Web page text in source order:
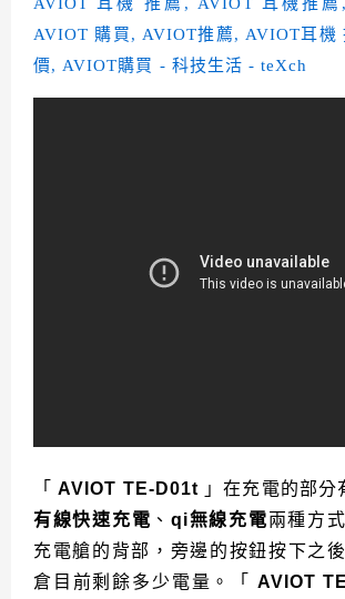
「 AVIOT TE-D01t 」在充電的部分
有線快速充電 、 qi無線充電兩種方
充電艙的背部，旁邊的按鈕按下之
倉目前剩餘多少電量。「
AVIOT